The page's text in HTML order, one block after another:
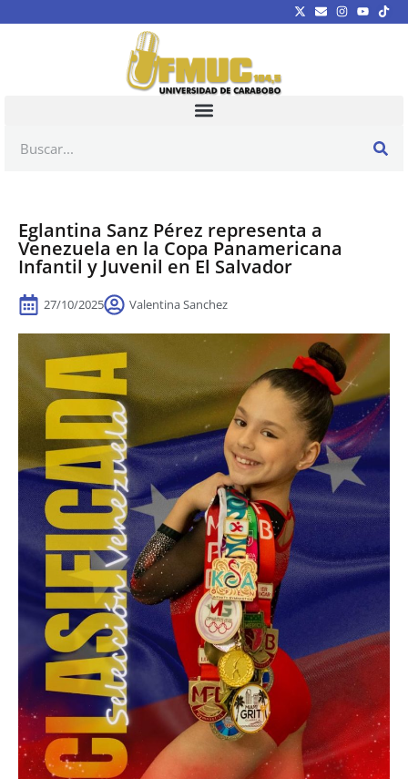
Eglantina Sanz Pérez representa a
Venezuela en la Copa Panamericana
Infantil y Juvenil en El Salvador
27/10/2025 Valentina Sanchez